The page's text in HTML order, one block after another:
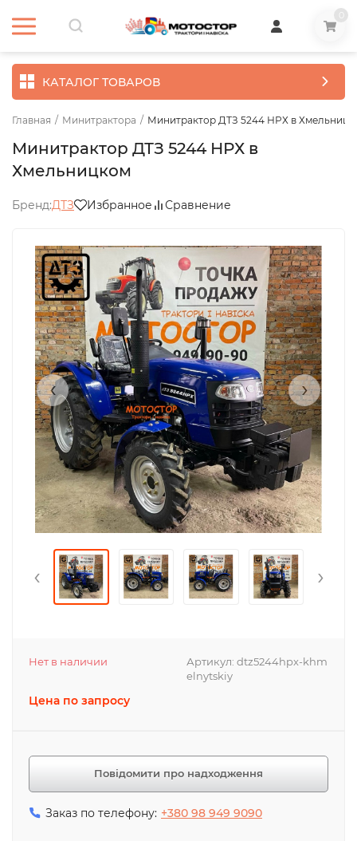
КАТАЛОГ ТОВАРОВ
Главная / Минитрактора / Минитрактор ДТЗ 5244 НРХ в
Минитрактор ДТЗ 5244 НРХ в
Хмельницком
Бренд:ДТЗ Избранное Сравнение
‹ ›
‹ ›
Артикул: dtz5244hpx-khm
elnytskiy
Нет в наличии
Цена по запросу
Повідомити про надходження
Заказ по телефону: +380 98 949 9090